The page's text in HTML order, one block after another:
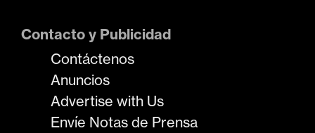
Contacto y Publicidad
Contáctenos
Anuncios
Advertise with Us
Envíe Notas de Prensa